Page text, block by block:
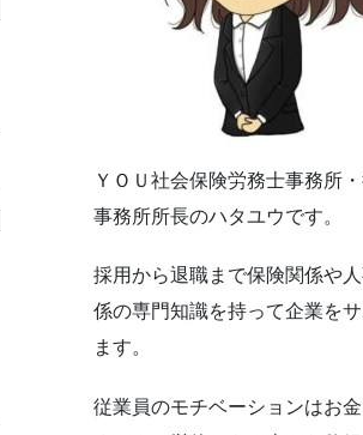
ＹＯＵ社会保険労務士事務所
事務所所長のハタユウです。
採用から退職まで保険関係や
係の専門知識を持って企業を
ます。
従業員のモチベーションはお金